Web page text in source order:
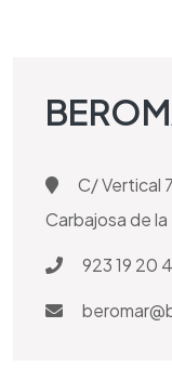
C/ Vertical
Carbajosa de
923 19 20